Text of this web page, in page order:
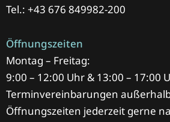
Tel.: +43 676 849982-200
Öffnungszeiten
Montag – Freitag:
9:00 – 12:00 Uhr & 13:00 – 17:00
Terminvereinbarungen
Öffnungszeiten jederzeit gerne